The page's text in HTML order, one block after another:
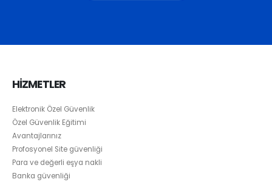
HİZMETLER
Elektronik Özel Güvenlik
Özel Güvenlik Eğitimi
Avantajlarınız
Profosyonel Site güvenliği
Para ve değerli eşya nakli
Banka güvenliği